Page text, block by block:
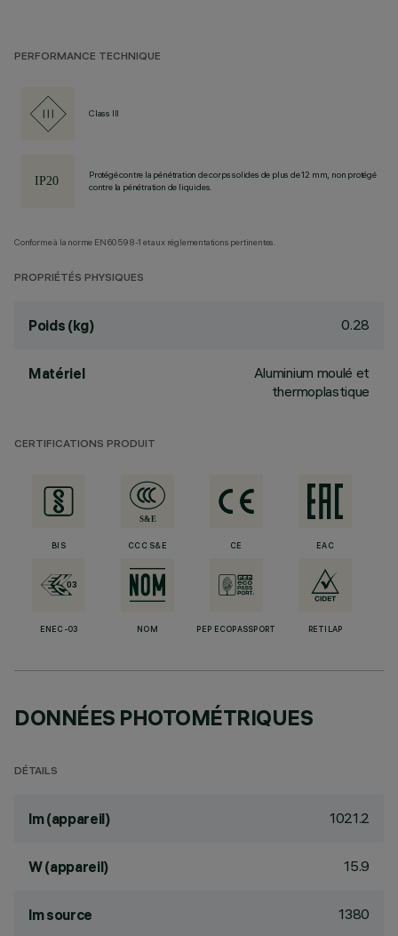
PERFORMANCE TECHNIQUE
Class III
Protégé contre la pénétration de corps solides de plus de 12 mm, non protégé
contre la pénétration de liquides.
Conforme à la norme EN60598-1 et aux réglementations pertinentes.
PROPRIÉTÉS PHYSIQUES
Poids (kg) 0.28
Matériel
Aluminium moulé et
thermoplastique
CERTIFICATIONS PRODUIT
BIS CCC S&E CE EAC
ENEC-03 NOM PEP ECOPASSPORT RETILAP
DONNÉES PHOTOMÉTRIQUES
DÉTAILS
lm (appareil) 1021.2
W (appareil) 15.9
lm source 1380